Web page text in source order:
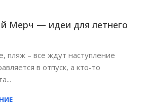
Мерч — идеи для летнего
пляж – все ждут наступление
в отпуск, а кто-то